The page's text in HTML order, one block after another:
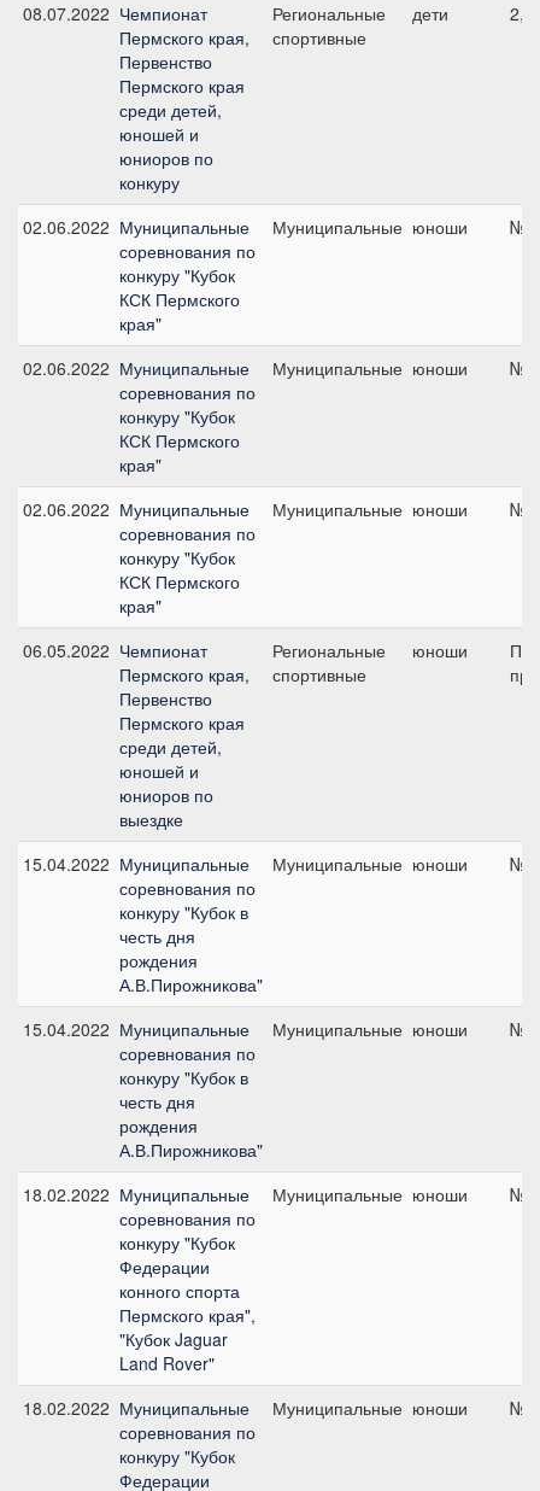
08.07.2022 Чемпионат
Пермского края,
Первенство
Пермского края
среди детей,
юношей и
юниоров по
конкуру
Региональные
спортивные
дети 2,
02.06.2022 Муниципальные
соревнования по
конкуру "Кубок
КСК Пермского
края"
Муниципальные юноши
02.06.2022 Муниципальные
соревнования по
конкуру "Кубок
КСК Пермского
края"
Муниципальные юноши
02.06.2022 Муниципальные
соревнования по
конкуру "Кубок
КСК Пермского
края"
Муниципальные юноши
06.05.2022 Чемпионат
Пермского края,
Первенство
Пермского края
среди детей,
юношей и
юниоров по
выездке
Региональные
спортивные
юноши
15.04.2022 Муниципальные
соревнования по
конкуру "Кубок в
честь дня
рождения
А.В.Пирожникова"
Муниципальные юноши
15.04.2022 Муниципальные
соревнования по
конкуру "Кубок в
честь дня
рождения
А.В.Пирожникова"
Муниципальные юноши
18.02.2022 Муниципальные
соревнования по
конкуру "Кубок
Федерации
конного спорта
Пермского края",
"Кубок Jaguar
Land Rover"
Муниципальные юноши
18.02.2022 Муниципальные
соревнования по
конкуру "Кубок
Федерации
Муниципальные юноши